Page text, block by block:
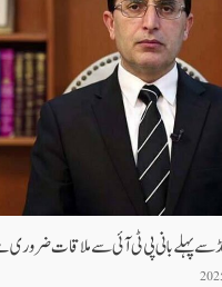
پہلے بانی پی ٹی آئی سے ملاقات ضروری